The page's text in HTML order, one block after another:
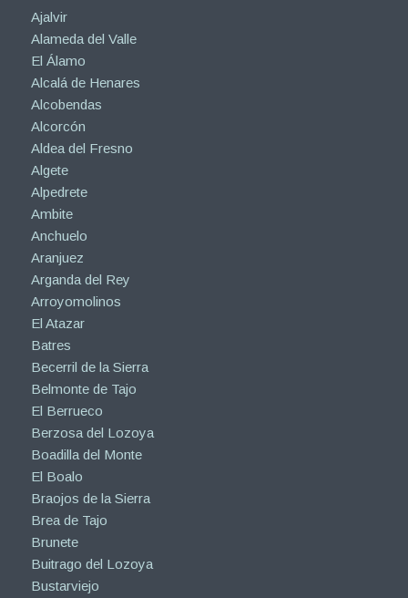
Ajalvir
Alameda del Valle
El Álamo
Alcalá de Henares
Alcobendas
Alcorcón
Aldea del Fresno
Algete
Alpedrete
Ambite
Anchuelo
Aranjuez
Arganda del Rey
Arroyomolinos
El Atazar
Batres
Becerril de la Sierra
Belmonte de Tajo
El Berrueco
Berzosa del Lozoya
Boadilla del Monte
El Boalo
Braojos de la Sierra
Brea de Tajo
Brunete
Buitrago del Lozoya
Bustarviejo